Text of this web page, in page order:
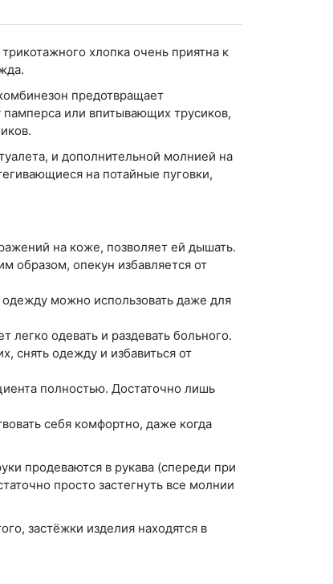
хлопка очень приятна к
предотвращает
памперса или впитывающих трусиков,
и дополнительной молнией на
на потайные пуговки,
на коже, позволяет ей дышать.
образом, опекун избавляется от
можно использовать даже для
одевать и раздевать больного.
снять одежду и избавиться от
полностью. Достаточно лишь
себя комфортно, даже когда
продеваются в рукава (спереди при
просто застегнуть все молнии
застёжки изделия находятся в